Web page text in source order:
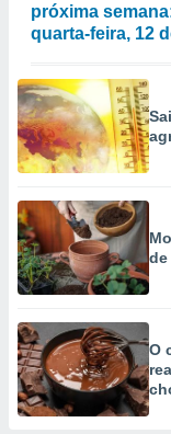
próxima
quarta-feira, 12
de
O